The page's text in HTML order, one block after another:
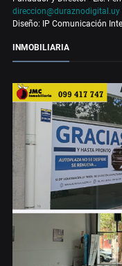
direccion@duraznodigital.uy
Diseño: IP Comunicación
INMOBILIARIA